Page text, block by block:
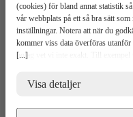
[...]
(cookies) för bland annat statistik
vår webbplats på ett så bra sätt
inställningar. Notera att när du
kommer viss data överföras
bolag vet vi inte exakt. Till
risker för dina personuppgifter. De
brottsbekämpande myndigheter i
Visa detaljer
Skyddsutrustning
Svärd Mer information
KGC 54